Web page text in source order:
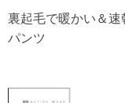
裏起毛で暖かい＆速
パンツ